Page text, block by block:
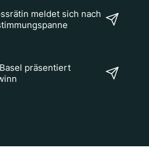
meldet sich nach
präsentiert